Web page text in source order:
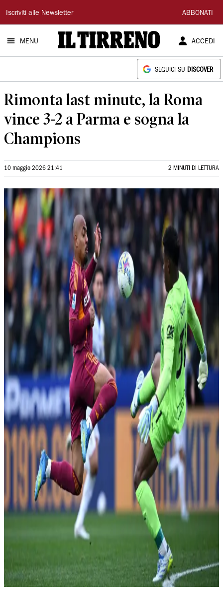
Il
Tirreno
Iscriviti alle Newsletter ABBONATI
MENU ACCEDI
SEGUICI SU DISCOVER
Rimonta last minute, la Roma
vince 3-2 a Parma e sogna la
Champions
10 maggio 2026 21:41 2 MINUTI DI LETTURA